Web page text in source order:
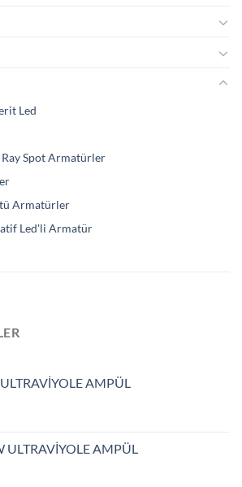
Led
Spot Armatürler
Armatürler
Led'li Armatür
AMPÜL
ULTRAVİYOLE AMPÜL